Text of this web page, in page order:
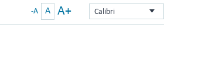
Calibri
-A A A+